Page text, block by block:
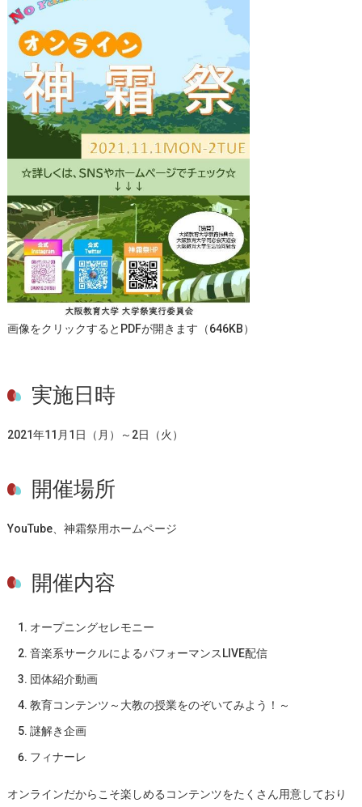
画像をクリックするとPDFが開きます（646KB）
実施日時
2021年11月1日（月）～2日（火）
開催場所
YouTube、神霜祭用ホームページ
開催内容
オープニングセレモニー
音楽系サークルによるパフォーマンスLIVE配信
団体紹介動画
教育コンテンツ～大教の授業をのぞいてみよう！～
謎解き企画
フィナーレ
オンラインだからこそ楽しめるコンテンツをたくさん用意しており